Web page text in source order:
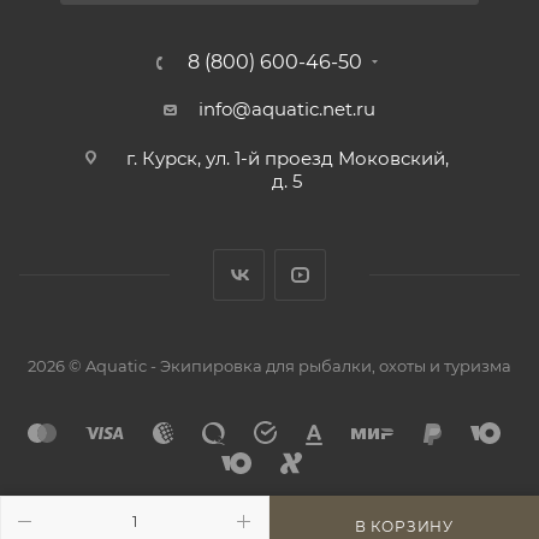
В КОРЗИНУ
8 (800) 600-46-50
info@aquatic.net.ru
г. Курск, ул. 1-й проезд Моковский,
д. 5
2026 © Aquatic - Экипировка для рыбалки, охоты и туризма